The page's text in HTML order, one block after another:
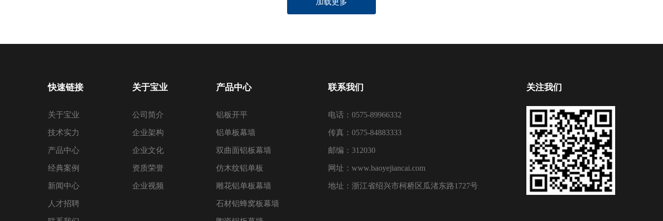
加载更多
快速链接
关于宝业
技术实力
产品中心
经典案例
新闻中心
人才招聘
关于宝业
公司简介
企业架构
企业文化
资质荣誉
企业视频
产品中心
铝板开平
铝单板幕墙
双曲面铝板幕墙
仿木纹铝单板
雕花铝单板幕墙
石材铝蜂窝板幕墙
联系我们
电话：0575-89966332
传真：0575-84883333
邮编：312030
网址：www.baoyejiancai.com
地址：浙江省绍兴市柯桥区瓜渚东路1727号
关注我们